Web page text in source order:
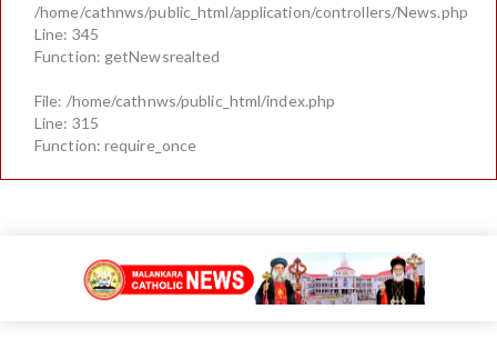
/home/cathnws/public_html/application/controllers/News.php
Line: 345
Function: getNewsrealted
File: /home/cathnws/public_html/index.php
Line: 315
Function: require_once